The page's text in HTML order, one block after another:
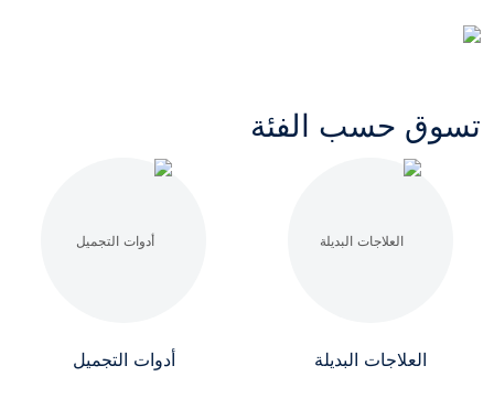
تسوق حسب الفئة
العلاجات البديلة أدوات التجميل